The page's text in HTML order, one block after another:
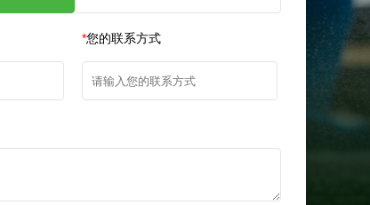
*您的联系方式